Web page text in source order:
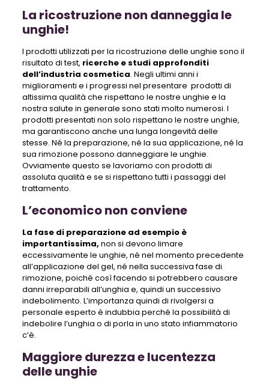
La ricostruzione non danneggia le
unghie!
I prodotti utilizzati per la ricostruzione delle unghie sono il
risultato di test, ricerche e studi approfonditi
dell’industria cosmetica. Negli ultimi anni i
miglioramenti e i progressi nel presentare prodotti di
altissima qualità che rispettano le nostre unghie e la
nostra salute in generale sono stati molto numerosi. I
prodotti presentati non solo rispettano le nostre unghie,
ma garantiscono anche una lunga longevità delle
stesse. Né la preparazione, né la sua applicazione, né la
sua rimozione possono danneggiare le unghie.
Ovviamente questo se lavoriamo con prodotti di
assoluta qualità e se si rispettano tutti i passaggi del
trattamento.
L’economico non conviene
La fase di preparazione ad esempio è
importantissima, non si devono limare
eccessivamente le unghie, né nel momento precedente
all’applicazione del gel, né nella successiva fase di
rimozione, poiché così facendo si potrebbero causare
danni irreparabili all’unghia e, quindi un successivo
indebolimento. L’importanza quindi di rivolgersi a
personale esperto è indubbia perché la possibilità di
indebolire l’unghia o di porla in uno stato infiammatorio
c’è.
Maggiore durezza e lucentezza
delle unghie